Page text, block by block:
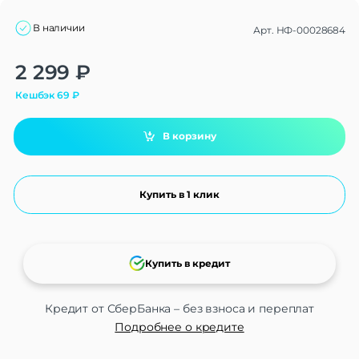
В наличии Арт. НФ-00028684
2 299 ₽
Кешбэк69 ₽
В корзину
Купить в 1 клик
Кредит от СберБанка – без взноса и переплат
Подробнее о кредите
Купить в кредит
Alternative: